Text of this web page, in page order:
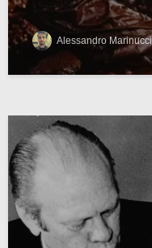
Alessandro Marinucci